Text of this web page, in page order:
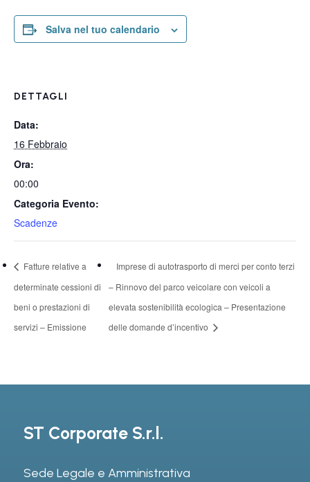
Salva nel tuo calendario
DETTAGLI
Data:
16 Febbraio
Ora:
00:00
Categoria Evento:
Scadenze
Fatture relative a
determinate cessioni di
beni o prestazioni di
servizi – Emissione
Imprese di autotrasporto di merci per conto terzi
– Rinnovo del parco veicolare con veicoli a
elevata sostenibilità ecologica – Presentazione
delle domande d’incentivo
ST Corporate S.r.l.
Sede Legale e Amministrativa